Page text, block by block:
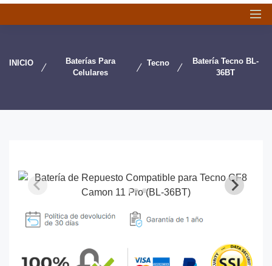
INICIO
Baterías Para
Celulares
Tecno
Batería Tecno BL-
36BT